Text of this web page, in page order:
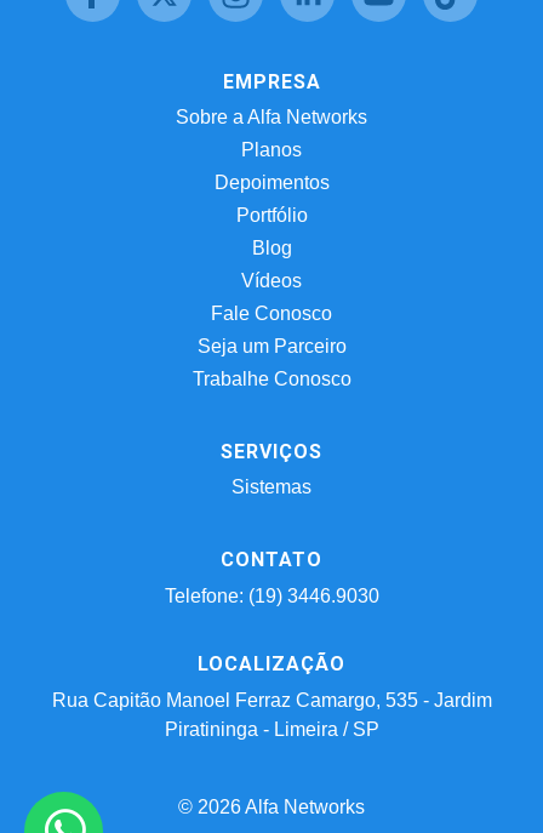
EMPRESA
Sobre a Alfa Networks
Planos
Depoimentos
Portfólio
Blog
Vídeos
Fale Conosco
Seja um Parceiro
Trabalhe Conosco
SERVIÇOS
Sistemas
CONTATO
Telefone: (19) 3446.9030
LOCALIZAÇÃO
Rua Capitão Manoel Ferraz Camargo, 535 - Jardim
Piratininga - Limeira / SP
© 2026 Alfa Networks